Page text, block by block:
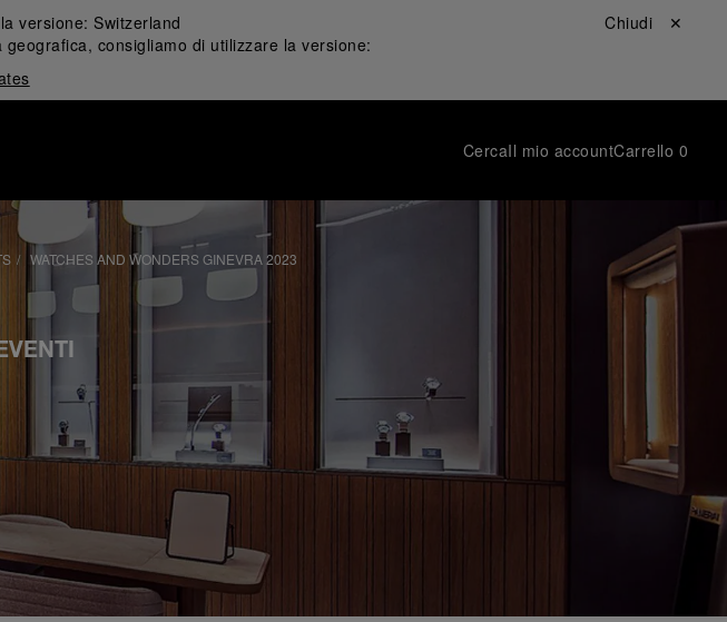
versione: Switzerland
consigliamo di utilizzare la versione:
Chiudi ✕
CercaIl mio accountCarrello 0
WATCHES AND WONDERS GINEVRA 2023